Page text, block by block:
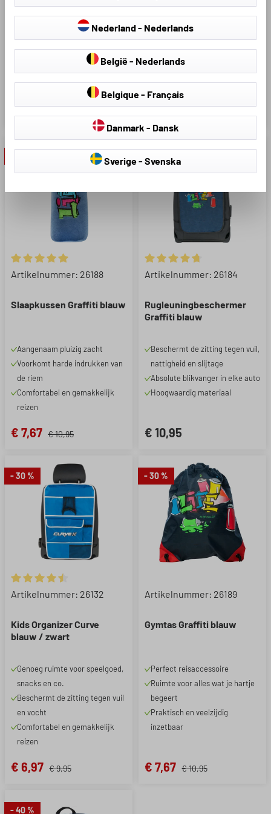
neksteunussen aap bruin
Aangenaam pluizig zacht
Comfortabel en gemakkelijk
reizen
€ 6,48 € 12,95
Aangenaam pluizig zacht
de riem
Comfortabel en gemakkelijk
€ 7,49
Gemiddelde waardering van 5 van 5 sterren
Artikelnummer: 26188
Slaapkussen Graffiti blauw
Aangenaam pluizig zacht
Voorkomt harde indrukken van
de riem
Comfortabel en gemakkelijk
reizen
€ 7,67 € 10,95
Gemiddelde waardering van
Artikelnummer: 26184
Rugleuningbeschermer
Graffiti blauw
Beschermt de zitting tegen vuil,
nattigheid en slijtage
Absolute blikvanger in elke auto
Hoogwaardig materiaal
€ 10,95
- 30 %
Gemiddelde waardering van 4.5 van 5 sterren
Artikelnummer: 26132
Kids Organizer Curve
blauw / zwart
Genoeg ruimte voor speelgoed,
snacks en co.
Beschermt de zitting tegen vuil
en vocht
Comfortabel en gemakkelijk
reizen
€ 6,97 € 9,95
- 30 %
Artikelnummer: 26189
Gymtas Graffiti blauw
Perfect reisaccessoire
Ruimte voor alles wat je hartje
begeert
Praktisch en veelzijdig
inzetbaar
€ 7,67 € 10,95
- 40 %
Nederland - Nederlands
België - Nederlands
Belgique - Français
Danmark - Dansk
Sverige - Svenska